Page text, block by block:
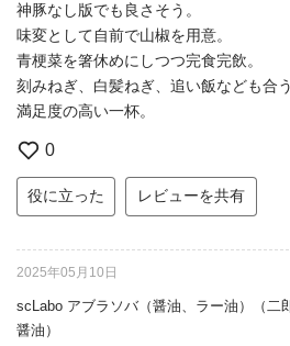
神豚なし版でも良さそう。
味変として自前で山椒を用意。
青梗菜を箸休めにしつつ完食完飲。
刻みねぎ、白髪ねぎ、追い飯なども合
満足度の高い一杯。
0
役に立った レビューを共有
2025年05月10日
scLabo アブラソバ（醤油、ラー油）（二
醤油）